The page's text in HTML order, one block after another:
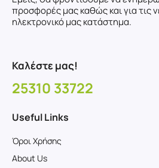
προσφορές μας καθώς και για τις
ηλεκτρονικό μας κατάστημα.
Καλέστε μας!
25310 33722
Useful Links
Όροι Χρήσης
About Us